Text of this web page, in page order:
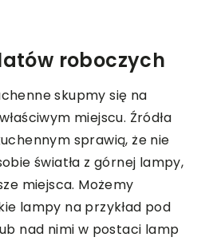
roboczych
skupmy się na
miejscu. Źródła
sprawią, że nie
światła z górnej lampy,
miejsca. Możemy
lampy na przykład pod
nad nimi w postaci lamp